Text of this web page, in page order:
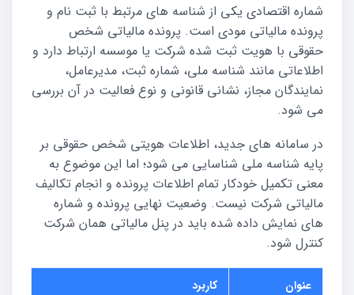
شماره اقتصادی یکی از شناسه های مرتبط با ثبت نام و
پرونده مالیاتی مودی است. پرونده مالیاتی شخص
حقوقی با هویت ثبت شده شرکت یا موسسه ارتباط دارد و
اطلاعاتی مانند شناسه ملی، شماره ثبت، مدیرعامل،
نمایندگان مجاز، نشانی قانونی و نوع فعالیت در آن بررسی
می شود.
در سامانه های جدید، اطلاعات هویتی شخص حقوقی بر
پایه شناسه ملی شناسایی می شود؛ اما این موضوع به
معنی تکمیل خودکار تمام اطلاعات پرونده و انجام تکالیف
مالیاتی شرکت نیست. وضعیت نهایی پرونده و شماره
های نمایش داده شده باید در پنل مالیاتی همان شرکت
کنترل شود.
عنوان کاربرد